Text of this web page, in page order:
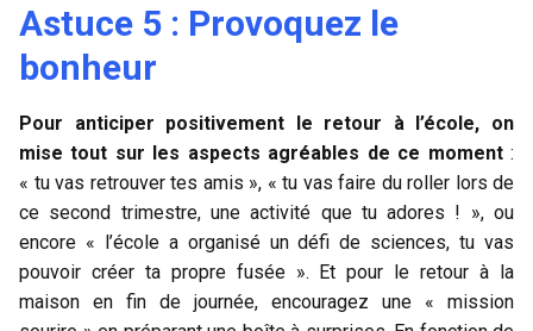
Astuce 5 : Provoquez le
bonheur
Pour anticiper positivement le retour à l’école, on
mise tout sur les aspects agréables de ce moment:
« tu vas retrouver tes amis », « tu vas faire du roller lors de
ce second trimestre, une activité que tu adores ! », ou
encore « l’école a organisé un défi de sciences, tu vas
pouvoir créer ta propre fusée ». Et pour le retour à la
maison en fin de journée, encouragez une « mission